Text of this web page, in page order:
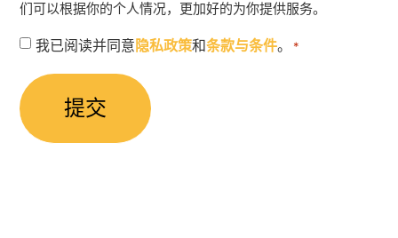
们可以根据你的个人情况，更加好的为你提供服务。
授
同
意
我已阅读并同意隐私政策和条款与条件。 *